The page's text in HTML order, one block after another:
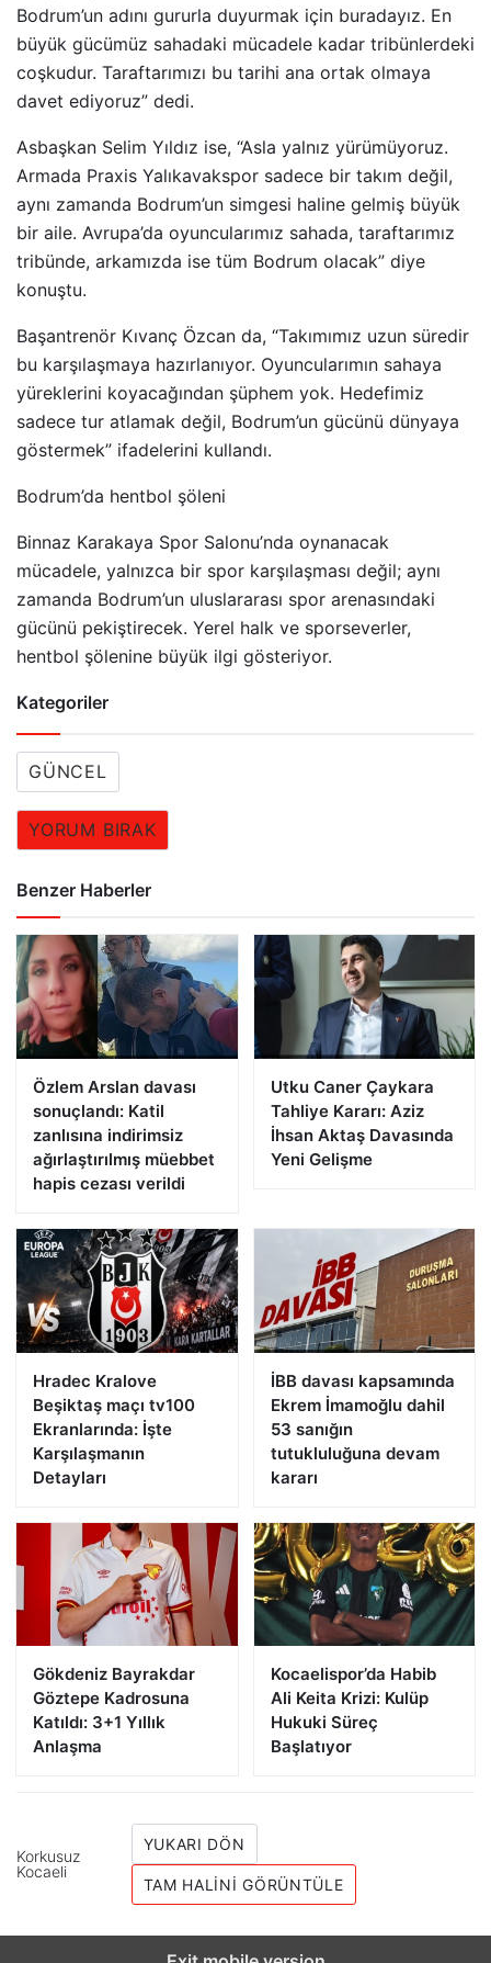
Bodrum’un adını gururla duyurmak için buradayız. En
büyük gücümüz sahadaki mücadele kadar tribünlerdeki
coşkudur. Taraftarımızı bu tarihi ana ortak olmaya
davet ediyoruz” dedi.
Asbaşkan Selim Yıldız ise, “Asla yalnız yürümüyoruz.
Armada Praxis Yalıkavakspor sadece bir takım değil,
aynı zamanda Bodrum’un simgesi haline gelmiş büyük
bir aile. Avrupa’da oyuncularımız sahada, taraftarımız
tribünde, arkamızda ise tüm Bodrum olacak” diye
konuştu.
Başantrenör Kıvanç Özcan da, “Takımımız uzun süredir
bu karşılaşmaya hazırlanıyor. Oyuncularımın sahaya
yüreklerini koyacağından şüphem yok. Hedefimiz
sadece tur atlamak değil, Bodrum’un gücünü dünyaya
göstermek” ifadelerini kullandı.
Bodrum’da hentbol şöleni
Binnaz Karakaya Spor Salonu’nda oynanacak
mücadele, yalnızca bir spor karşılaşması değil; aynı
zamanda Bodrum’un uluslararası spor arenasındaki
gücünü pekiştirecek. Yerel halk ve sporseverler,
hentbol şölenine büyük ilgi gösteriyor.
Kategoriler
GÜNCEL
YORUM BIRAK
Benzer Haberler
Özlem Arslan davası
sonuçlandı: Katil
zanlısına indirimsiz
ağırlaştırılmış müebbet
hapis cezası verildi
Utku Caner Çaykara
Tahliye Kararı: Aziz
İhsan Aktaş Davasında
Yeni Gelişme
Hradec Kralove
Beşiktaş maçı tv100
Ekranlarında: İşte
Karşılaşmanın
Detayları
İBB davası kapsamında
Ekrem İmamoğlu dahil
53 sanığın
tutukluluğuna devam
kararı
Gökdeniz Bayrakdar
Göztepe Kadrosuna
Katıldı: 3+1 Yıllık
Anlaşma
Kocaelispor’da Habib
Ali Keita Krizi: Kulüp
Hukuki Süreç
Başlatıyor
Korkusuz
Kocaeli
YUKARI DÖN
TAM HALINI GÖRÜNTÜLE